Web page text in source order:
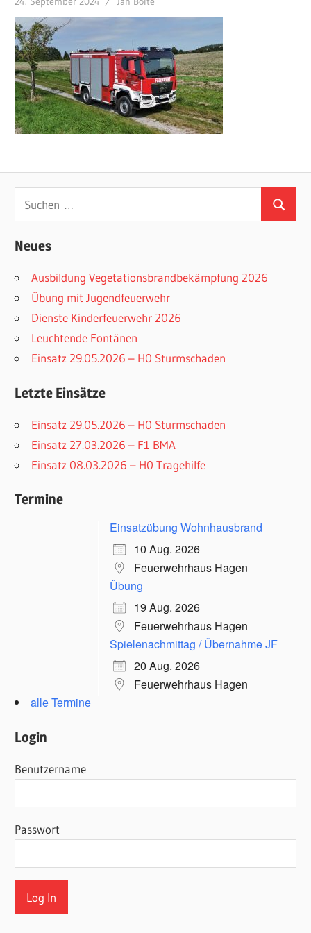
Suchen
nach:
Suchen
Neues
Ausbildung Vegetationsbrandbekämpfung 2026
Übung mit Jugendfeuerwehr
Dienste Kinderfeuerwehr 2026
Leuchtende Fontänen
Einsatz 29.05.2026 – H0 Sturmschaden
Letzte Einsätze
Einsatz 29.05.2026 – H0 Sturmschaden
Einsatz 27.03.2026 – F1 BMA
Einsatz 08.03.2026 – H0 Tragehilfe
Termine
Einsatzübung Wohnhausbrand
10 Aug. 2026
Feuerwehrhaus Hagen
Übung
19 Aug. 2026
Feuerwehrhaus Hagen
Spielenachmittag / Übernahme JF
20 Aug. 2026
Feuerwehrhaus Hagen
alle Termine
Login
Benutzername
Passwort